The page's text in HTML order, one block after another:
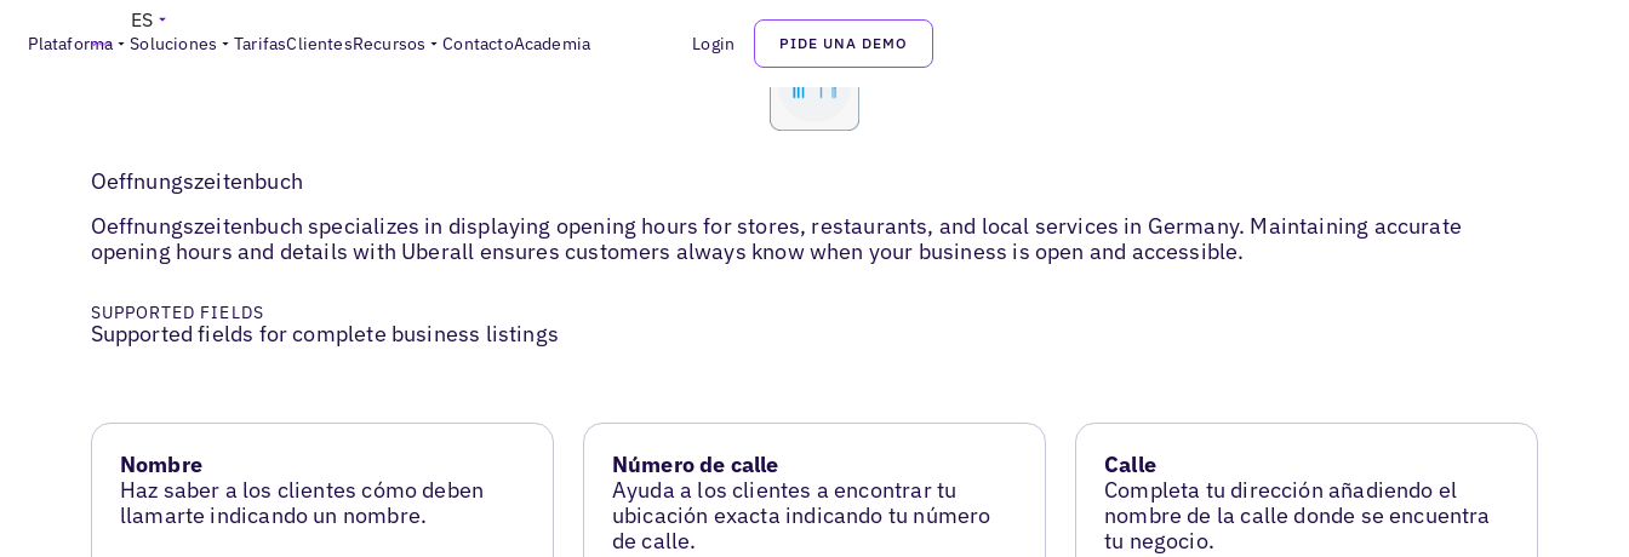
Plataforma Soluciones TarifasClientesRecursos ContactoAcademia Login PIDE UNA DEMO
ES
Oeffnungszeitenbuch
Oeffnungszeitenbuch specializes in displaying opening hours for stores, restaurants, and local services in Germany. Maintaining accurate
opening hours and details with Uberall ensures customers always know when your business is open and accessible.
SUPPORTED FIELDS
Supported fields for complete business listings
Nombre
Haz saber a los clientes cómo deben
llamarte indicando un nombre.
Número de calle
Ayuda a los clientes a encontrar tu
ubicación exacta indicando tu número
de calle.
Calle
Completa tu dirección añadiendo el
nombre de la calle donde se encuentra
tu negocio.